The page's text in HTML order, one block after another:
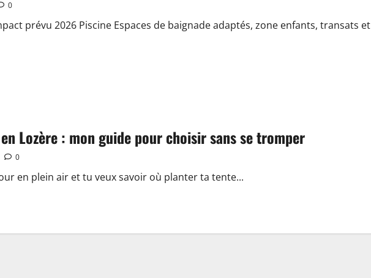
0
prévu 2026 Piscine Espaces de baignade adaptés, zone enfants, transats et
Lozère : mon guide pour choisir sans se tromper
0
en plein air et tu veux savoir où planter ta tente...